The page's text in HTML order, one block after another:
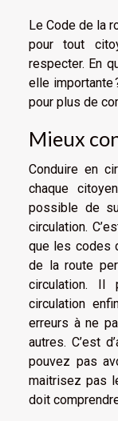
Le Code de la
pour tout
respecter. En
elle importante
pour plus de
Mieux
Conduire en
chaque
possible de
circulation.
que les codes
de la route
circulation. Il
circulation
erreurs à ne
autres. C’est
pouvez pas
maitrisez pas
doit